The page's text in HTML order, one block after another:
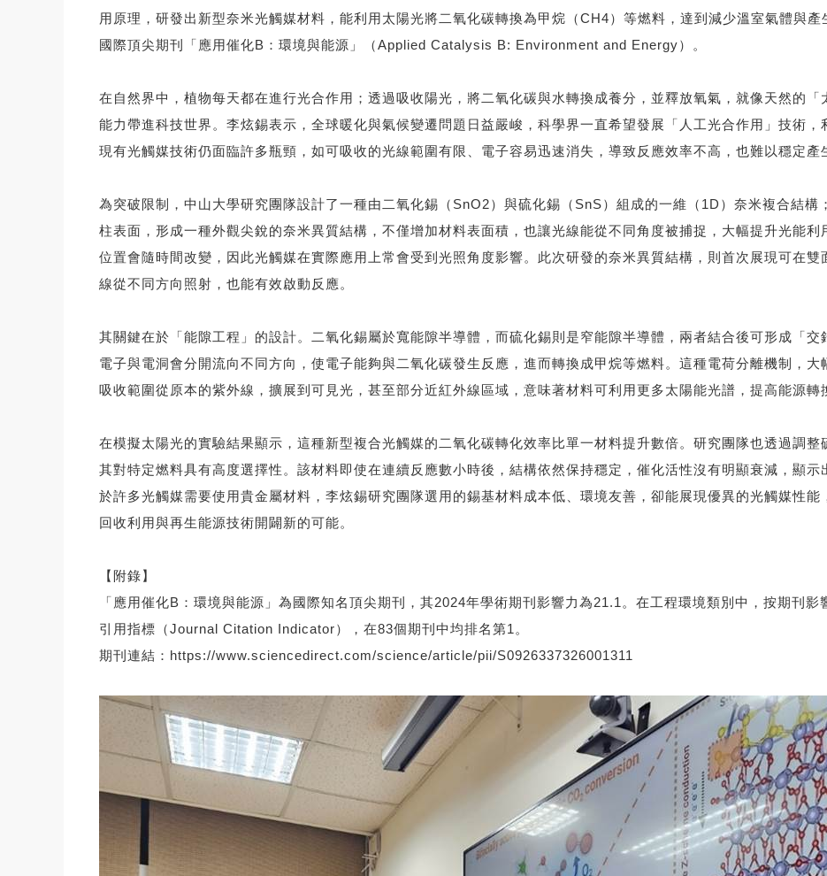
用原理，研發出新型奈米光觸媒材料，能利用太陽光將二氧化碳轉換為甲烷（CH4）等燃料，達到減少溫室氣體與
國際頂尖期刊「應用催化B：環境與能源」（Applied Catalysis B: Environment and Energy）。
在自然界中，植物每天都在進行光合作用；透過吸收陽光，將二氧化碳與水轉換成養分，並釋放氧氣，就像天然的
能力帶進科技世界。李炫錫表示，全球暖化與氣候變遷問題日益嚴峻，科學界一直希望發展「人工光合作用」技術
現有光觸媒技術仍面臨許多瓶頸，如可吸收的光線範圍有限、電子容易迅速消失，導致反應效率不高，也難以穩定產
為突破限制，中山大學研究團隊設計了一種由二氧化錫（SnO2）與硫化錫（SnS）組成的一維（1D）奈米複合結構
柱表面，形成一種外觀尖銳的奈米異質結構，不僅增加材料表面積，也讓光線能從不同角度被捕捉，大幅提升光能
位置會隨時間改變，因此光觸媒在實際應用上常會受到光照角度影響。此次研發的奈米異質結構，則首次展現可在
線從不同方向照射，也能有效啟動反應。
其關鍵在於「能隙工程」的設計。二氧化錫屬於寬能隙半導體，而硫化錫則是窄能隙半導體，兩者結合後可形成「
電子與電洞會分開流向不同方向，使電子能夠與二氧化碳發生反應，進而轉換成甲烷等燃料。這種電荷分離機制，
吸收範圍從原本的紫外線，擴展到可見光，甚至部分近紅外線區域，意味著材料可利用更多太陽能光譜，提高能源轉
在模擬太陽光的實驗結果顯示，這種新型複合光觸媒的二氧化碳轉化效率比單一材料提升數倍。研究團隊也透過調
其對特定燃料具有高度選擇性。該材料即使在連續反應數小時後，結構依然保持穩定，催化活性沒有明顯衰減，顯
於許多光觸媒需要使用貴金屬材料，李炫錫研究團隊選用的錫基材料成本低、環境友善，卻能展現優異的光觸媒性
回收利用與再生能源技術開闢新的可能。
【附錄】
「應用催化B：環境與能源」為國際知名頂尖期刊，其2024年學術期刊影響力為21.1。在工程環境類別中，按期刊
引用指標（Journal Citation Indicator），在83個期刊中均排名第1。
期刊連結： https://www.sciencedirect.com/science/article/pii/S0926337326001311